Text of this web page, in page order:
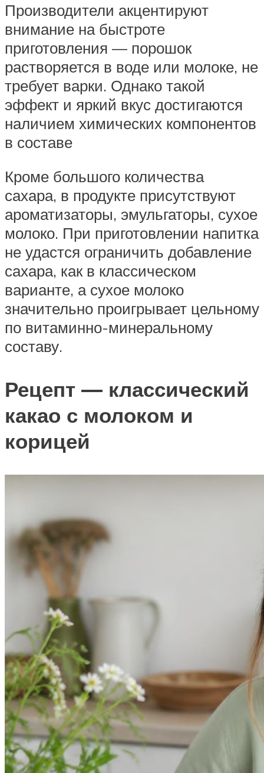
Производители акцентируют
внимание на быстроте
приготовления — порошок
растворяется в воде или молоке, не
требует варки. Однако такой
эффект и яркий вкус достигаются
наличием химических компонентов
в составе
Кроме большого количества
сахара, в продукте присутствуют
ароматизаторы, эмульгаторы, сухое
молоко. При приготовлении напитка
не удастся ограничить добавление
сахара, как в классическом
варианте, а сухое молоко
значительно проигрывает цельному
по витаминно-минеральному
составу.
Рецепт — классический
какао с молоком и
корицей